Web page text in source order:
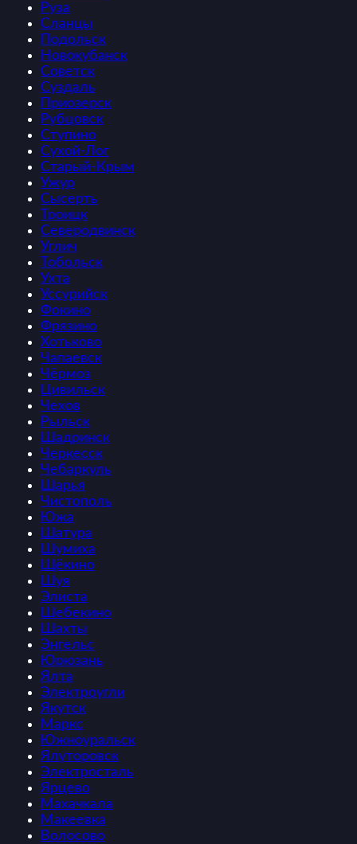
Руза
Сланцы
Подольск
Новокубанск
Советск
Суздаль
Приозерск
Рубцовск
Ступино
Сухой-Лог
Старый-Крым
Ужур
Сысерть
Троицк
Северодвинск
Углич
Тобольск
Ухта
Уссурийск
Фокино
Фрязино
Хотьково
Чапаевск
Чёрмоз
Цивильск
Чехов
Рыльск
Шадринск
Черкесск
Чебаркуль
Шарья
Чистополь
Южа
Шатура
Шумиха
Щёкино
Шуя
Элиста
Шебекино
Шахты
Энгельс
Юрюзань
Ялта
Электроугли
Якутск
Маркс
Южноуральск
Ялуторовск
Электросталь
Ярцево
Махачкала
Макеевка
Волосово